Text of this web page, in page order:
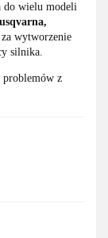
do wielu modeli
wytworzenie
silnika.
z